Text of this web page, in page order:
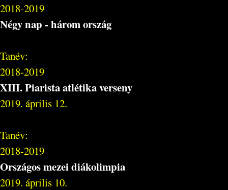
2018-2019
Négy nap - három ország
Tanév:
2018-2019
XIII. Piarista atlétika verseny
2019. április 12.
Tanév:
2018-2019
Országos mezei diákolimpia
2019. április 10.